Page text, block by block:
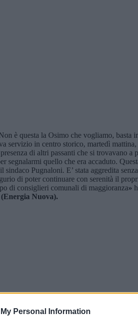
Personal Information
è questa la Osimo che vogliamo, basta
in centro storico, martedì
di altri passanti che si trovavano a
quello che era accaduto.
Pugnaloni. E’ stata aggredita
di poter continuare con serenità il
di consiglieri comunali di maggioranza»
(Energia Nuova).